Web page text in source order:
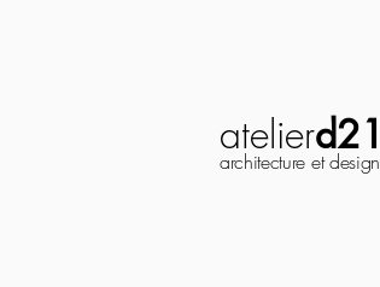
architecture et design
atelierd21